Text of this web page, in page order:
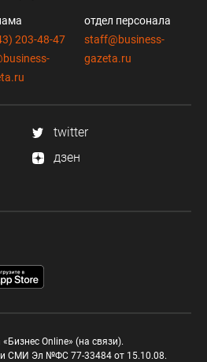
203-48-47
отдел персонала
staff@business-
gazeta.ru
twitter
дзен
Online» (на связи).
СМИ Эл №ФС 77-33484 от 15.10.08.